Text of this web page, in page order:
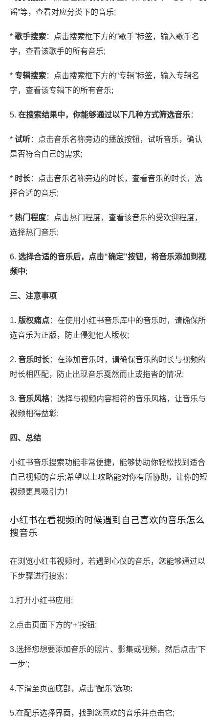
谣”等，查看对应分类下的音乐;
* 歌手搜索：点击搜索框下方的“歌手”标签，输入歌手名
字，查看该歌手的所有音乐;
* 专辑搜索：点击搜索框下方的“专辑”标签，输入专辑名
字，查看该专辑下的所有音乐;
5. 在搜索结果中，你能够通过以下几种方式筛选音乐：
* 试听：点击音乐名称旁边的播放按钮，试听音乐，确认
是否符合自己的需求;
* 时长：点击音乐名称旁边的时长，查看音乐的时长，选
择合适的音乐;
* 热门程度：点击热门程度，查看该音乐的受欢迎程度，
选择热门音乐;
6. 选择合适的音乐后，点击“确定”按钮，将音乐添加到视
频中;
三、注意事项
1. 版权痛点：在使用小红书音乐库中的音乐时，请确保所
选音乐为正版，防止侵犯他人版权;
2. 音乐时长：在添加音乐时，请确保音乐的时长与视频的
时长相匹配，防止出现音乐戛然而止或拖沓的情况;
3. 音乐风格：选择与视频内容相符的音乐风格，让音乐与
视频相得益彰;
四、总结
小红书音乐搜索功能非常便捷，能够协助你轻松找到适合
自己视频的音乐;希望以上攻略能对你有所协助，让你的短
视频更具吸引力！
小红书在看视频的时候遇到自己喜欢的音乐怎么
搜音乐
在浏览小红书视频时，若遇到心仪的音乐，您能够通过以
下步骤进行搜索：
1.打开小红书应用;
2.点击页面下方的‘+’按钮;
3.选择您想要添加音乐的照片、影集或视频，然后点击‘下
一步’;
4.下滑至页面底部，点击“配乐”选项;
5.在配乐选择界面，找到您喜欢的音乐并点击它;